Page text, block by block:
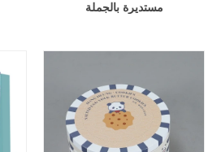
مستديرة بالجملة